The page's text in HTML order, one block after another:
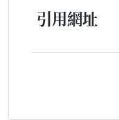
引用網址